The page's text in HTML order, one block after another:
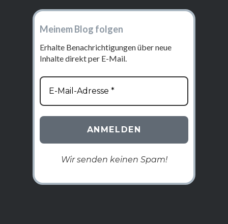
Meinem Blog folgen
Erhalte Benachrichtigungen über neue
Inhalte direkt per E-Mail.
Wir senden keinen Spam!